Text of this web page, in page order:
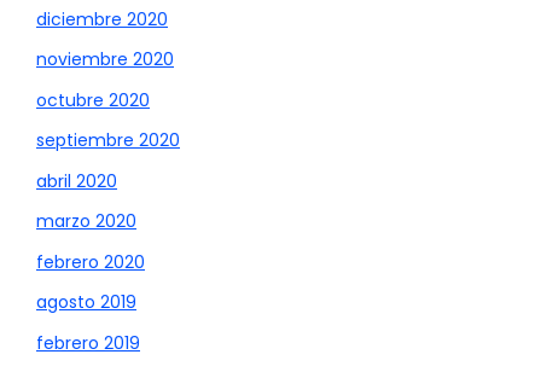
diciembre 2020
noviembre 2020
octubre 2020
septiembre 2020
abril 2020
marzo 2020
febrero 2020
agosto 2019
febrero 2019